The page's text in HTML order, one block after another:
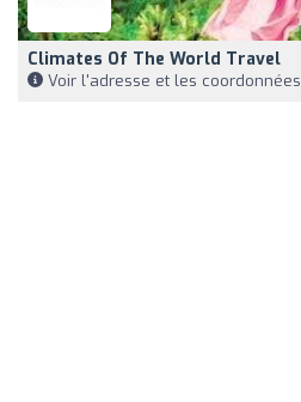
Climates Of The World Travel
Voir l'adresse et les coordonnées